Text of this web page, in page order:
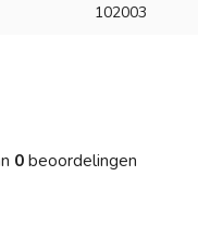
102003
0beoordelingen